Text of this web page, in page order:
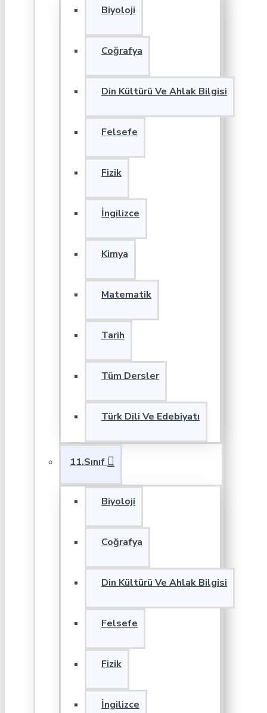
Biyoloji
Coğrafya
Din Kültürü Ve Ahlak Bilgisi
Felsefe
Fizik
İngilizce
Kimya
Matematik
Tarih
Tüm Dersler
Türk Dili Ve Edebiyatı
11.Sınıf
Biyoloji
Coğrafya
Din Kültürü Ve Ahlak Bilgisi
Felsefe
Fizik
İngilizce